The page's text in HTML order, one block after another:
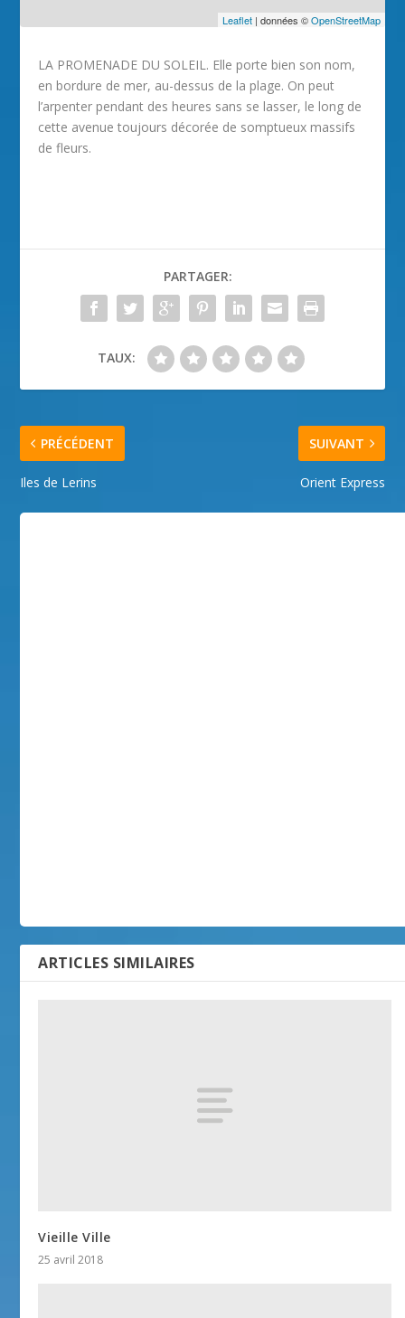
Leaflet| données ©OpenStreetMap
LA PROMENADE DU SOLEIL. Elle porte bien son nom,
en bordure de mer, au-dessus de la plage. On peut
l’arpenter pendant des heures sans se lasser, le long de
cette avenue toujours décorée de somptueux massifs
de fleurs.
PARTAGER:
TAUX:
PRÉCÉDENT
Iles de Lerins
SUIVANT
Orient Express
ARTICLES SIMILAIRES
Vieille Ville
25 avril 2018